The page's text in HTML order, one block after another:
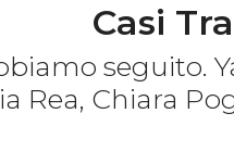
Casi
seguito.
Rea, Chiara